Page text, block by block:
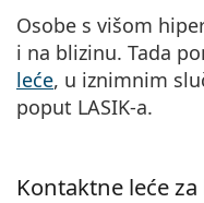
Osobe s višom
i na blizinu. Tada
leće, u iznimnim
poput LASIK-a.
Kontaktne leće